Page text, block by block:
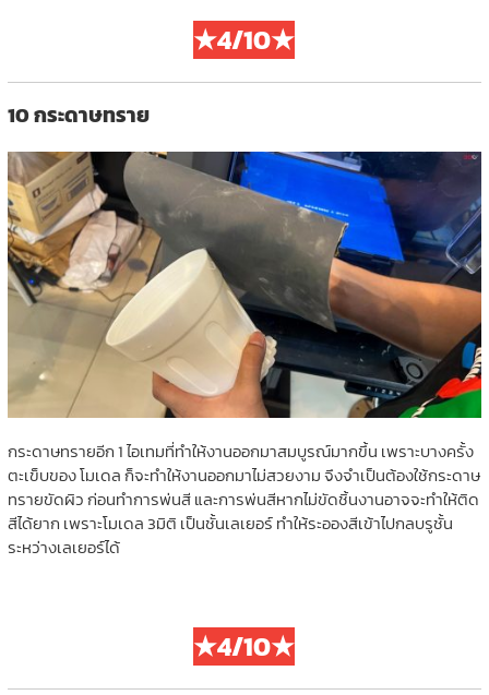
★4/10★
10 กระดาษทราย
กระดาษทรายอีก 1 ไอเทมที่ทำให้งานออกมาสมบูรณ์มากขึ้น เพราะบางครั้ง
ตะเข็บของ โมเดล ก็จะทำให้งานออกมาไม่สวยงาม จึงจำเป็นต้องใช้กระดาษ
ทรายขัดผิว ก่อนทำการพ่นสี และการพ่นสีหากไม่ขัดชิ้นงานอาจจะทำให้ติด
สีได้ยาก เพราะโมเดล 3มิติ เป็นชั้นเลเยอร์ ทำให้ระอองสีเข้าไปกลบรูชั้น
ระหว่างเลเยอร์ได้
★4/10★